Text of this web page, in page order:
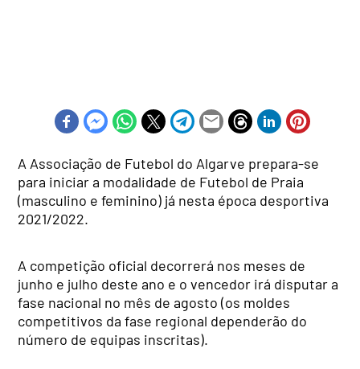
A Associação de Futebol do Algarve prepara-se
para iniciar a modalidade de Futebol de Praia
(masculino e feminino) já nesta época desportiva
2021/2022.
A competição oficial decorrerá nos meses de
junho e julho deste ano e o vencedor irá disputar a
fase nacional no mês de agosto (os moldes
competitivos da fase regional dependerão do
número de equipas inscritas).